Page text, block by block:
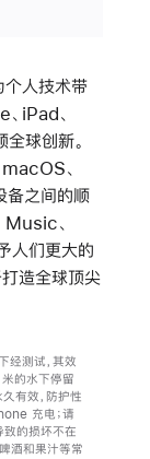
人技术带
iPad、
球创新。
、
之间的顺
、
人们更大的
造全球顶尖
经测试，其效
的水下停留
有效，防护性
充电；请
致的损坏不在
酒和果汁等常